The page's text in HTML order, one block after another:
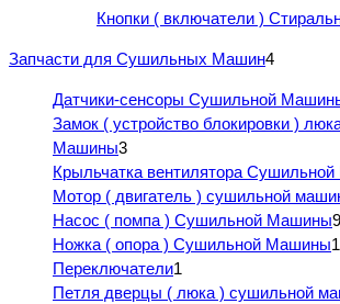
Кнопки ( включатели )
Запчасти для Сушильных Машин4
Датчики-сенсоры Сушильной
Замок ( устройство блокировки )
Машины3
Крыльчатка вентилятора
Мотор ( двигатель ) сушильной
Насос ( помпа ) Сушильной Машины9
Ножка ( опора ) Сушильной Машины1
Переключатели1
Петля дверцы ( люка ) сушильной